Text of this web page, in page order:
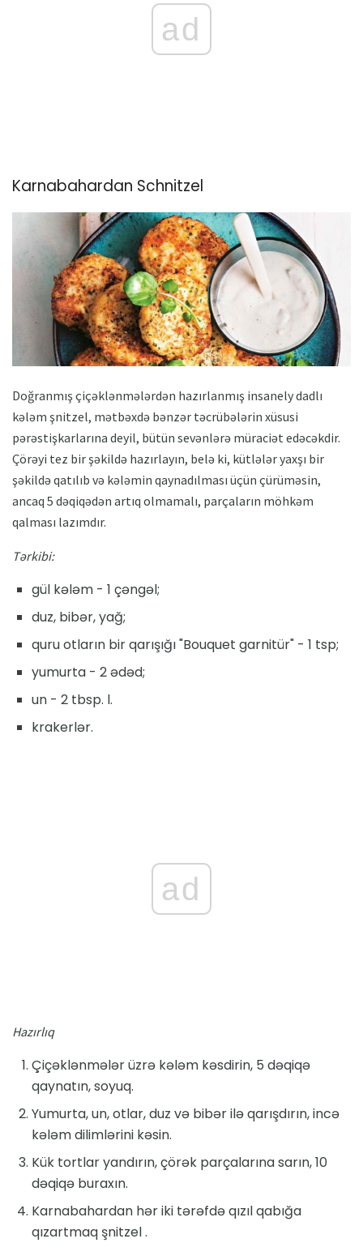
ad
Karnabahardan Schnitzel
Doğranmış çiçəklənmələrdən hazırlanmış insanely dadlı
kələm şnitzel, mətbəxdə bənzər təcrübələrin xüsusi
pərəstişkarlarına deyil, bütün sevənlərə müraciət edəcəkdir.
Çörəyi tez bir şəkildə hazırlayın, belə ki, kütlələr yaxşı bir
şəkildə qatılıb və kələmin qaynadılması üçün çürüməsin,
ancaq 5 dəqiqədən artıq olmamalı, parçaların möhkəm
qalması lazımdır.
Tərkibi:
gül kələm - 1 çəngəl;
duz, bibər, yağ;
quru otların bir qarışığı "Bouquet garnitür" - 1 tsp;
yumurta - 2 ədəd;
un - 2 tbsp. l.
krakerlər.
ad
Hazırlıq
Çiçəklənmələr üzrə kələm kəsdirin, 5 dəqiqə
qaynatın, soyuq.
Yumurta, un, otlar, duz və bibər ilə qarışdırın, incə
kələm dilimlərini kəsin.
Kük tortlar yandırın, çörək parçalarına sarın, 10
dəqiqə buraxın.
Karnabahardan hər iki tərəfdə qızıl qabığa
qızartmaq şnitzel .